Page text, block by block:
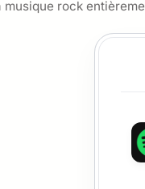
rock